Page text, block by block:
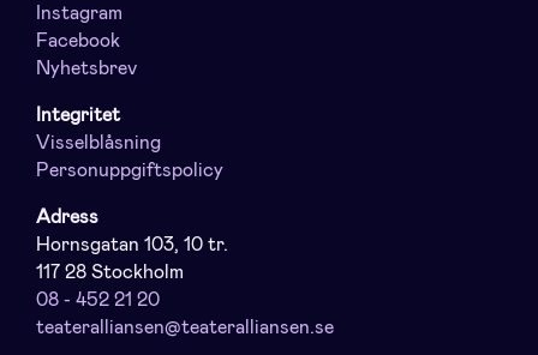
Instagram
Facebook
Nyhetsbrev
Integritet
Visselblåsning
Personuppgiftspolicy
Adress
Hornsgatan 103, 10 tr.
117 28 Stockholm
08 - 452 21 20
teateralliansen@teateralliansen.se